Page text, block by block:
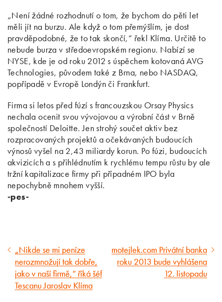
„Není žádné rozhodnutí o tom, že bychom do pěti let
měli jít na burzu. Ale když o tom přemýšlím, je dost
pravděpodobné, že to tak skončí,“ řekl Klíma. Určitě to
nebude burza v středoevropském regionu. Nabízí se
NYSE, kde je od roku 2012 s úspěchem kotovaná AVG
Technologies, původem také z Brna, nebo NASDAQ,
popřípadě v Evropě Londýn či Frankfurt.
Firma si letos před fúzí s francouzskou Orsay Physics
nechala ocenit svou vývojovou a výrobní část v Brně
společností Deloitte. Jen strohý součet aktiv bez
rozpracovaných projektů a očekávaných budoucích
výnosů vyšel na 2,43 miliardy korun. Po fúzi, budoucích
akvizicích a s přihlédnutím k rychlému tempu růstu by ale
tržní kapitalizace firmy při případném IPO byla
nepochybně mnohem vyšší.
-pes-
Předcházející
článek
„Nikde se mi peníze
nerozmnožují tak dobře,
jako v naší firmě,“ říká šéf
Tescanu Jaroslav Klíma
Následující
článek
motejlek.com Privátní banka
roku 2013 bude vyhlášena
12. listopadu